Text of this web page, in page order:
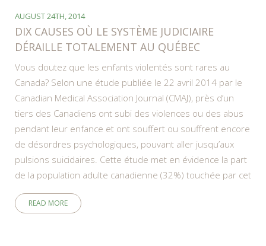
AUGUST 24TH, 2014
DIX CAUSES OÙ LE SYSTÈME JUDICIAIRE
DÉRAILLE TOTALEMENT AU QUÉBEC
Vous doutez que les enfants violentés sont rares au
Canada? Selon une étude publiée le 22 avril 2014 par le
Canadian Medical Association Journal (CMAJ), près d’un
tiers des Canadiens ont subi des violences ou des abus
pendant leur enfance et ont souffert ou souffrent encore
de désordres psychologiques, pouvant aller jusqu’aux
pulsions suicidaires. Cette étude met en évidence la part
de la population adulte canadienne (32%) touchée par cet
READ MORE